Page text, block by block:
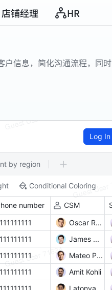
店铺经理 HR
户信息，简化沟通流程，同时